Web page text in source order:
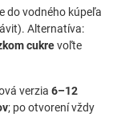
do vodného kúpeľa
Alternatíva:
cukrevoľte
verzia 6–12
; po otvorení vždy